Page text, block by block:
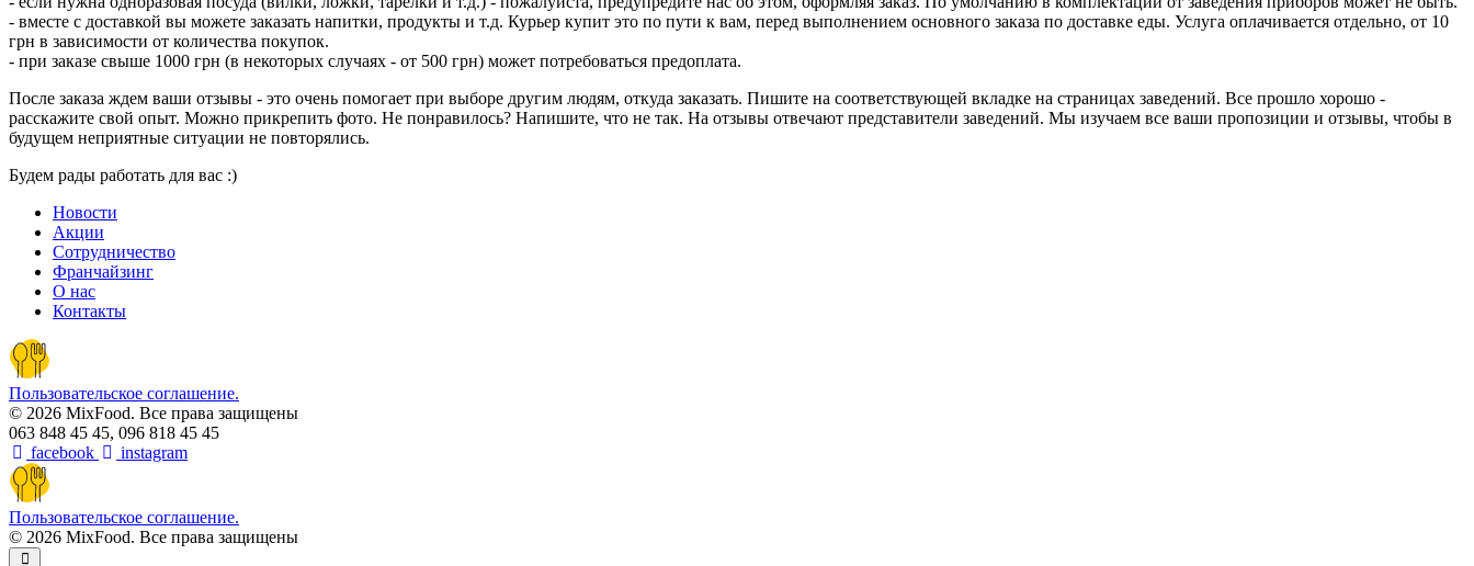
- вместе с доставкой вы можете заказать напитки, продукты и т.д. Курьер купит это по пути к вам, перед выполнением основного заказа по доставке еды. Услуга оплачивается отдельно, от 10
грн в зависимости от количества покупок.
- при заказе свыше 1000 грн (в некоторых случаях - от 500 грн) может потребоваться предоплата.
После заказа ждем ваши отзывы - это очень помогает при выборе другим людям, откуда заказать. Пишите на соответствующей вкладке на страницах заведений. Все прошло хорошо -
расскажите свой опыт. Можно прикрепить фото. Не понравилось? Напишите, что не так. На отзывы отвечают представители заведений. Мы изучаем все ваши пропозиции и отзывы, чтобы в
будущем неприятные ситуации не повторялись.
Будем рады работать для вас :)
Новости
Акции
Сотрудничество
Франчайзинг
О нас
Контакты
Пользовательское соглашение.
© 2026 MixFood. Все права защищены
063 848 45 45, 096 818 45 45
facebook
instagram
Пользовательское соглашение.
© 2026 MixFood. Все права защищены